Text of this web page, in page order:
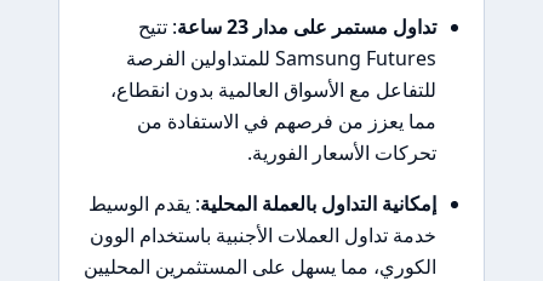
تداول مستمر على مدار 23 ساعة
: تتيح
Samsung Futures للمتداولين الفرصة
للتفاعل مع الأسواق العالمية بدون انقطاع،
مما يعزز من فرصهم في الاستفادة من
تحركات الأسعار الفورية.
إمكانية التداول بالعملة المحلية: يقدم الوسيط
خدمة تداول العملات الأجنبية باستخدام الوون
الكوري، مما يسهل على المستثمرين المحليين